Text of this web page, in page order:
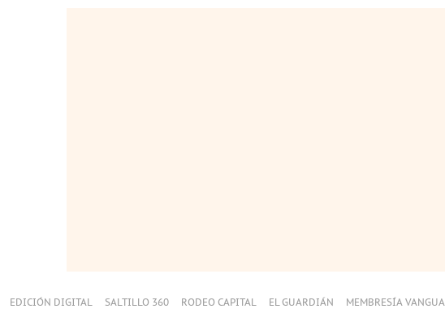
EDICIÓN DIGITAL SALTILLO 360 RODEO CAPITAL EL GUARDIÁN MEMBRESÍA